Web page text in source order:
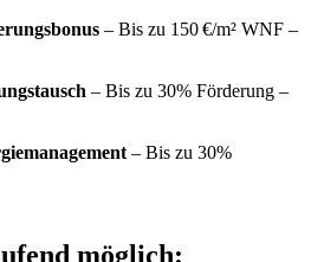
– Bis zu 150 €/m² WNF –
– Bis zu 30% Förderung –
– Bis zu 30%
möglich: